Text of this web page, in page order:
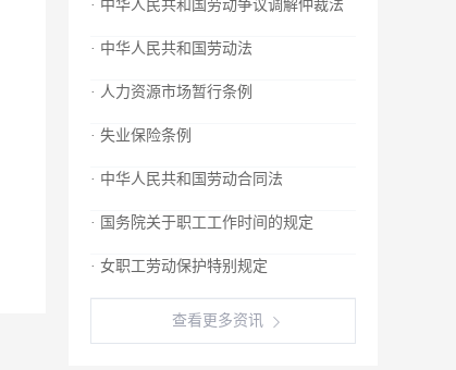
· 中华人民共和国劳动争议调解仲裁法
· 中华人民共和国劳动法
· 人力资源市场暂行条例
· 失业保险条例
· 中华人民共和国劳动合同法
· 国务院关于职工工作时间的规定
· 女职工劳动保护特别规定
查看更多资讯